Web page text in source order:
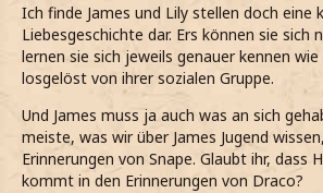
Ich finde James und Lily stellen doch eine
Liebesgeschichte dar. Ers können sie sich
lernen sie sich jeweils genauer kennen
losgelöst von ihrer sozialen Gruppe.
Und James muss ja auch was an sich
meiste, was wir über James Jugend
Erinnerungen von Snape. Glaubt ihr, dass
kommt in den Erinnerungen von Draco?